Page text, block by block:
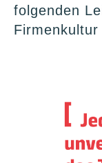
folgenden